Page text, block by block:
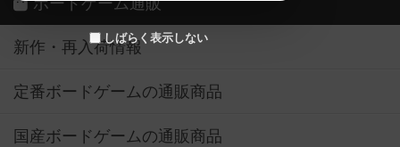
しばらく表示しない
ボードゲーム通販
新作・再入荷情報
定番ボードゲームの通販商品
国産ボードゲームの通販商品